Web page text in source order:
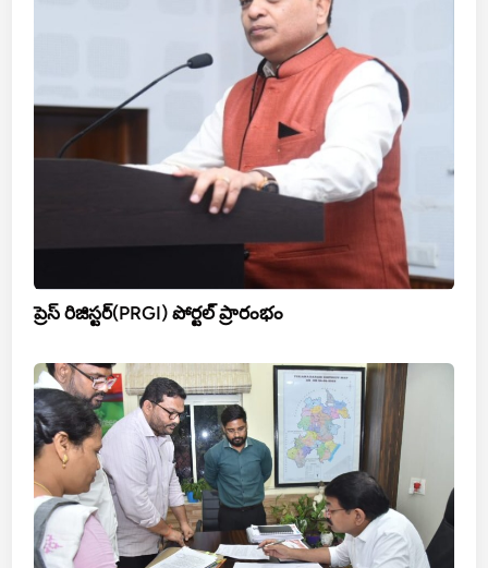
ప్రెస్ రిజిస్టర్(PRGI) పోర్టల్ ప్రారంభం